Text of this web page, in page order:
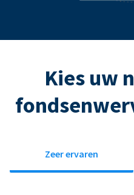
Kies uw
Zeer ervaren